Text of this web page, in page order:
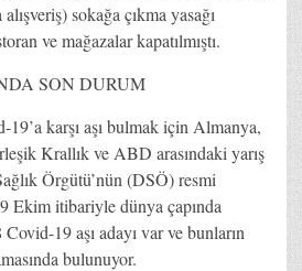
sokağa çıkma yasağı
ve mağazalar kapatılmıştı.
SON DURUM
karşı aşı bulmak için Almanya,
Krallık ve ABD arasındaki yarış
Örgütü’nün (DSÖ) resmi
Ekim itibariyle dünya çapında
19 aşı adayı var ve bunların
bulunuyor.